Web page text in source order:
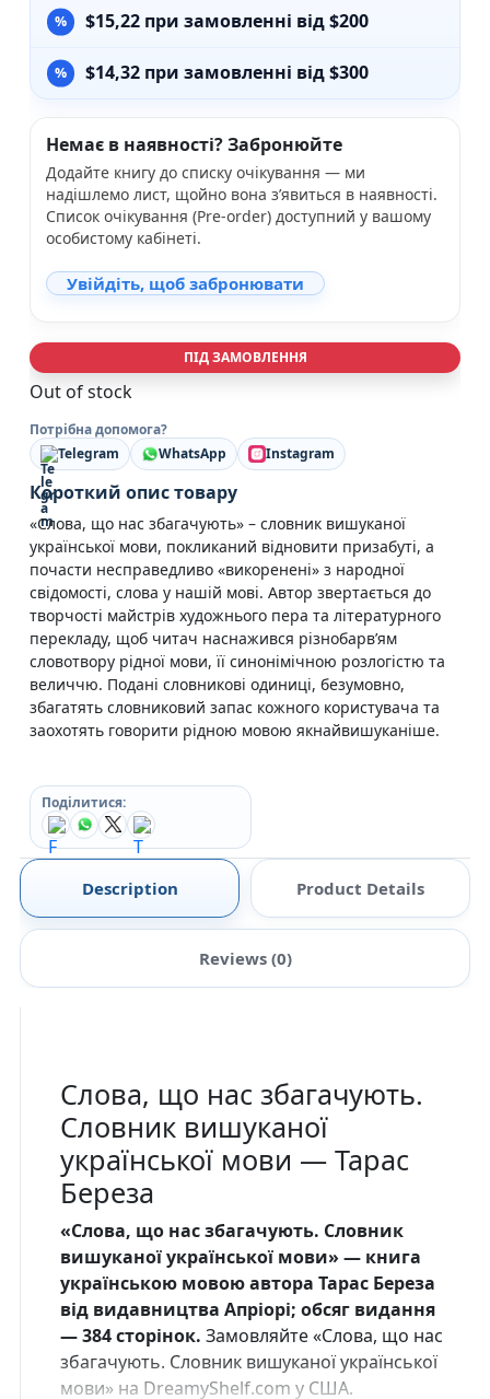
$15,22 при замовленні від $200
$14,32 при замовленні від $300
Немає в наявності? Забронюйте
Додайте книгу до списку очікування — ми
надішлемо лист, щойно вона з’явиться в наявності.
Список очікування (Pre-order) доступний у вашому
особистому кабінеті.
Увійдіть, щоб забронювати
ПІД ЗАМОВЛЕННЯ
Out of stock
Потрібна допомога?
Telegram
WhatsApp Instagram
Короткий опис товару
«Слова, що нас збагачують» – словник вишуканої
української мови, покликаний відновити призабуті, а
почасти несправедливо «викоренені» з народної
свідомості, слова у нашій мові. Автор звертається до
творчості майстрів художнього пера та літературного
перекладу, щоб читач наснажився різнобарв’ям
словотвору рідної мови, її синонімічною розлогістю та
величчю. Подані словникові одиниці, безумовно,
збагатять словниковий запас кожного користувача та
заохотять говорити рідною мовою якнайвишуканіше.
Поділитися:
Description Product Details
Reviews (0)
Слова, що нас збагачують.
Словник вишуканої
української мови — Тарас
Береза
«Слова, що нас збагачують. Словник
вишуканої української мови» — книга
українською мовою автора Тарас Береза
від видавництва Апріорі; обсяг видання
— 384 сторінок. Замовляйте «Слова, що нас
збагачують. Словник вишуканої української
мови» на DreamyShelf.com у США.